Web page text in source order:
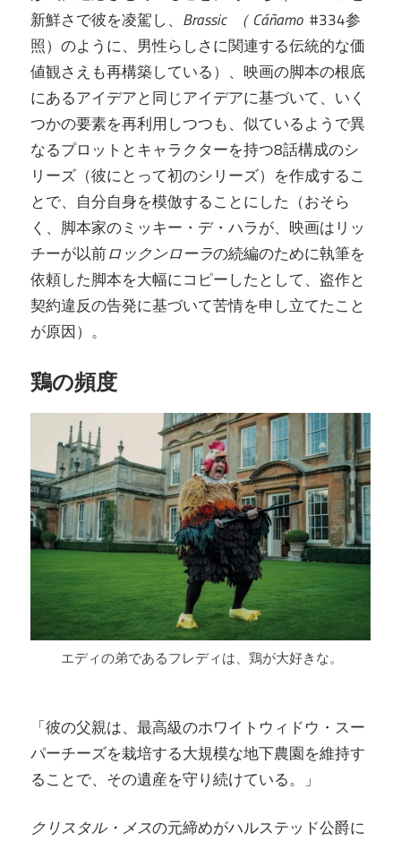
新鮮さで彼を凌駕し、 Brassic （ Cáñamo #334参
照）のように、男性らしさに関連する伝統的な価
値観さえも再構築している）、映画の脚本の根底
にあるアイデアと同じアイデアに基づいて、いく
つかの要素を再利用しつつも、似ているようで異
なるプロットとキャラクターを持つ8話構成のシ
リーズ（彼にとって初のシリーズ）を作成するこ
とで、自分自身を模倣することにした（おそら
く、脚本家のミッキー・デ・ハラが、映画はリッ
チーが以前ロックンローラの続編のために執筆を
依頼した脚本を大幅にコピーしたとして、盗作と
契約違反の告発に基づいて苦情を申し立てたこと
が原因）。
鶏の頻度
エディの弟であるフレディは、鶏が大好きな。
「彼の父親は、最高級のホワイトウィドウ・スー
パーチーズを栽培する大規模な地下農園を維持す
ることで、その遺産を守り続けている。」
クリスタル・メスの元締めがハルステッド公爵に